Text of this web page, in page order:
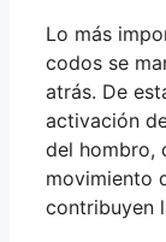
Lo más
codos se
atrás. De
activación
del hombro,
movimiento
contribuyen